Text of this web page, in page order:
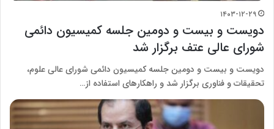
۱۴۰۳-۱۲-۲۹
دویست و بیست و دومین جلسه کمیسیون دائمی
شورای عالی عتف برگزار شد
دویست و بیست و دومین جلسه کمیسیون دائمی شورای عالی علوم،
تحقیقات و فناوری برگزار شد و راهکارهای استفاده از…